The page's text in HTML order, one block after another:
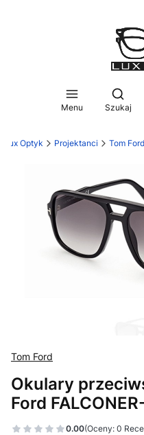
Menu Szukaj
Lux Optyk Projektanci Tom Ford
Tom Ford
Okulary
Ford
0.00(Oceny: 0